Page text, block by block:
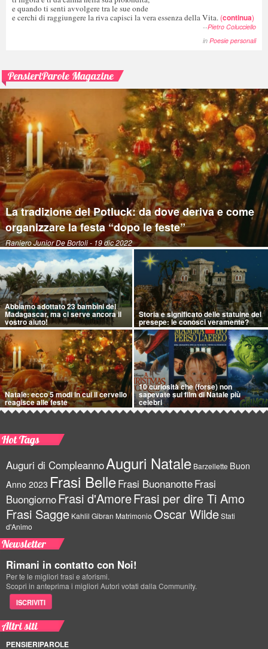
e quando ti senti avvolgere tra le sue onde
e cerchi di raggiungere la riva capisci la vera essenza della Vita. (continua)
--Pietro Colucciello
in Poesie personali
PensieriParole Magazine
La tradizione del Potluck: da dove deriva e come
organizzare la festa “dopo le feste”
Raniero Junior De Bortoli- 19 dic 2022
Abbiamo adottato 23 bambini del
Madagascar, ma ci serve ancora il
vostro aiuto!
Storia e significato delle statuine del
presepe: le conosci veramente?
Natale: ecco 5 modi in cui il cervello
reagisce alle feste
10 curiosità che (forse) non
sapevate sui film di Natale più
celebri
Hot Tags
Auguri di CompleannoAuguri Natale Barzellette Buon
Anno 2023 Frasi BelleFrasi BuonanotteFrasi
BuongiornoFrasi d'AmoreFrasi per dire Ti Amo
Frasi Sagge Kahlil Gibran Matrimonio Oscar WildeStati
d'Animo
Newsletter
Rimani in contatto con Noi!
Per te le migliori frasi e aforismi.
Scopri in anteprima i migliori Autori votati dalla Community.
ISCRIVITI
Altri siti
PENSIERIPAROLE